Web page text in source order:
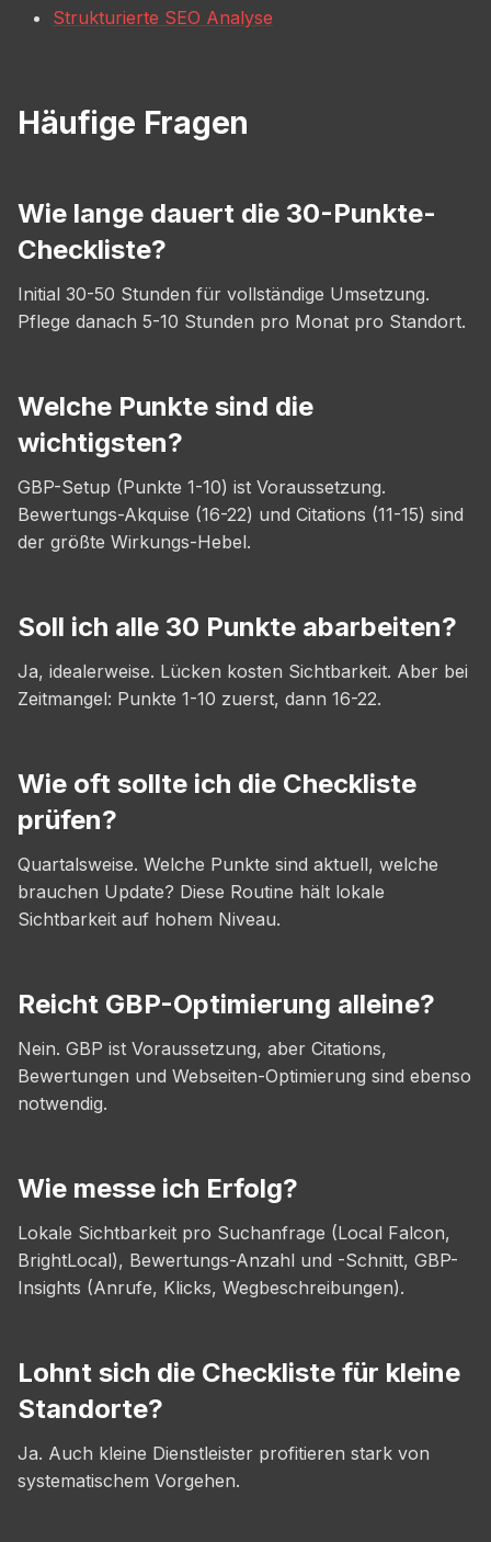
Strukturierte SEO Analyse
Häufige Fragen
Wie lange dauert die 30-Punkte-
Checkliste?
Initial 30-50 Stunden für vollständige Umsetzung.
Pflege danach 5-10 Stunden pro Monat pro Standort.
Welche Punkte sind die
wichtigsten?
GBP-Setup (Punkte 1-10) ist Voraussetzung.
Bewertungs-Akquise (16-22) und Citations (11-15) sind
der größte Wirkungs-Hebel.
Soll ich alle 30 Punkte abarbeiten?
Ja, idealerweise. Lücken kosten Sichtbarkeit. Aber bei
Zeitmangel: Punkte 1-10 zuerst, dann 16-22.
Wie oft sollte ich die Checkliste
prüfen?
Quartalsweise. Welche Punkte sind aktuell, welche
brauchen Update? Diese Routine hält lokale
Sichtbarkeit auf hohem Niveau.
Reicht GBP-Optimierung alleine?
Nein. GBP ist Voraussetzung, aber Citations,
Bewertungen und Webseiten-Optimierung sind ebenso
notwendig.
Wie messe ich Erfolg?
Lokale Sichtbarkeit pro Suchanfrage (Local Falcon,
BrightLocal), Bewertungs-Anzahl und -Schnitt, GBP-
Insights (Anrufe, Klicks, Wegbeschreibungen).
Lohnt sich die Checkliste für kleine
Standorte?
Ja. Auch kleine Dienstleister profitieren stark von
systematischem Vorgehen.